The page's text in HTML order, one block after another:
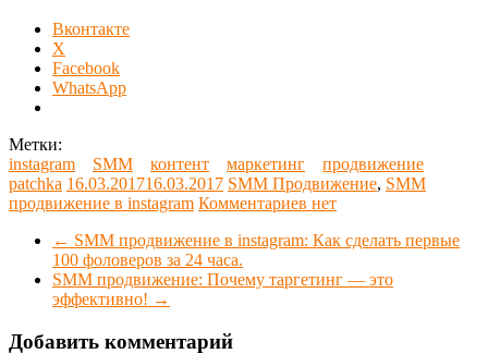
Вконтакте
X
Facebook
WhatsApp
Метки:
instagram
SMM контент маркетинг
продвижение
patchka 16.03.201716.03.2017 SMM Продвижение, SMM
продвижение в instagram Комментариев нет
← SMM продвижение в instagram: Как сделать первые
100 фоловеров за 24 часа.
SMM продвижение: Почему таргетинг — это
эффективно! →
Добавить комментарий